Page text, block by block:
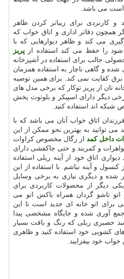
می باشد.
و کاربردی برای زیباتر کردن ظاهر
همچون دفاتر اداری و اتاق خواب که
می کند و ظاهر دیوارهایی که با
شود را حفظ می کند استفاده از پریز
جالب برای استفاده در آشپزخانه
و گاهی ناچار به استفاده همزمان
کفایت نمی کند. برای همین توصیه
تان از پریز توکار که برخی مدل های
دیگر دارای اسپیکر و بلوتوث پخش
اند استفاده کنید.
اتاق خواب آنان می باشد که با
می توانید به بهترین نحو ممکن از این
داخل کمد از رگال مخصوص کراوات
و کمربند و حتی جاکفشی دارای
اتاق خود از آینه ریلی استفاده
و آینه نباشم. با استفاده از این
شده و دیگری نیازی به برخی وسایل
دیگر از محصولات کاربردی برای
اتو تاشو گردان همراه باکس اتو می
برای اتو خانه ای جدید است تا این
آوری شده و جایگاه مشخصی پیدا
حصیری ریلی که رنگ و بافت بسیار
کشویی خود استفاده کنید و ظاهری
خود بیفزایید.